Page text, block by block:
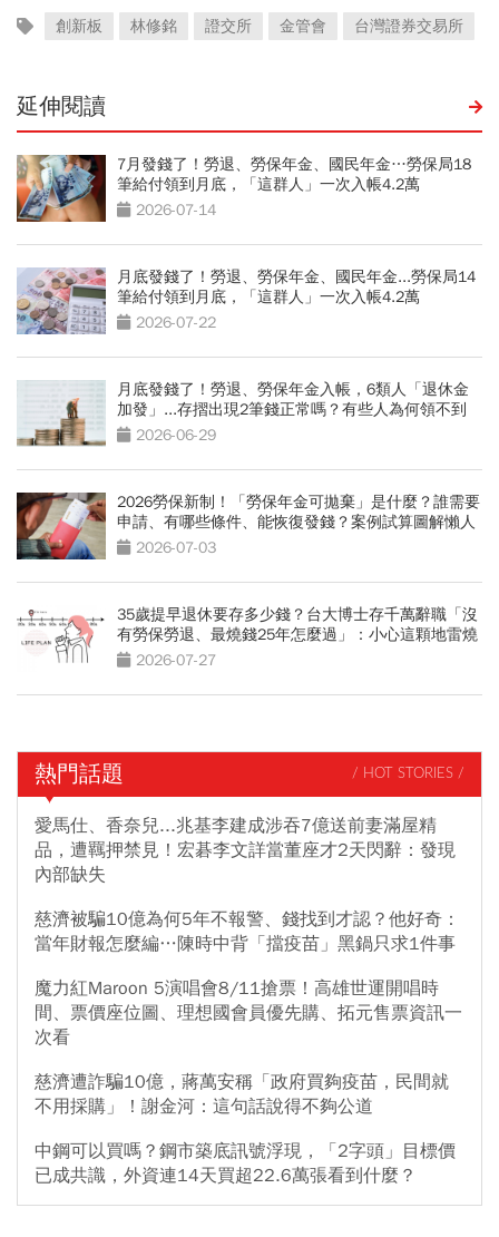
創新板 林修銘 證交所 金管會 台灣證券交易所
延伸閱讀
7月發錢了！勞退、勞保年金、國民年金…勞保局18
筆給付領到月底，「這群人」一次入帳4.2萬
2026-07-14
月底發錢了！勞退、勞保年金、國民年金...勞保局14
筆給付領到月底，「這群人」一次入帳4.2萬
2026-07-22
月底發錢了！勞退、勞保年金入帳，6類人「退休金
加發」...存摺出現2筆錢正常嗎？有些人為何領不到
2026-06-29
2026勞保新制！「勞保年金可拋棄」是什麼？誰需要
申請、有哪些條件、能恢復發錢？案例試算圖解懶人
包 2026-07-03
35歲提早退休要存多少錢？台大博士存千萬辭職「沒
有勞保勞退、最燒錢25年怎麼過」：小心這顆地雷燒
光存款
2026-07-27
熱門話題 / HOT STORIES /
愛馬仕、香奈兒...兆基李建成涉吞7億送前妻滿屋精
品，遭羈押禁見！宏碁李文詳當董座才2天閃辭：發現
內部缺失
慈濟被騙10億為何5年不報警、錢找到才認？他好奇：
當年財報怎麼編…陳時中背「擋疫苗」黑鍋只求1件事
魔力紅Maroon 5演唱會8/11搶票！高雄世運開唱時
間、票價座位圖、理想國會員優先購、拓元售票資訊一
次看
慈濟遭詐騙10億，蔣萬安稱「政府買夠疫苗，民間就
不用採購」！謝金河：這句話說得不夠公道
中鋼可以買嗎？鋼市築底訊號浮現，「2字頭」目標價
已成共識，外資連14天買超22.6萬張看到什麼？